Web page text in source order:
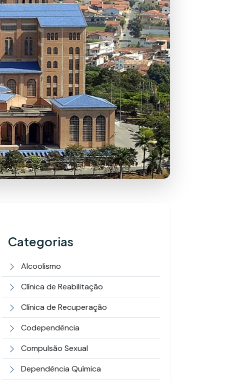
Categorias
Alcoolismo
Clínica de Reabilitação
Clínica de Recuperação
Codependência
Compulsão Sexual
Dependência Química